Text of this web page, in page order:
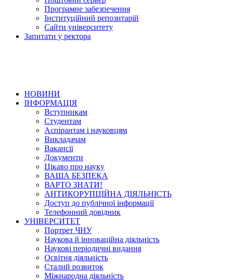
Програмне забезпечення
Інституційний репозитарій
Сайти університету
Запитати у ректора
НОВИНИ
ІНФОРМАЦІЯ
Вступникам
Студентам
Аспірантам і науковцям
Викладачам
Вакансії
Документи
Цікаво про науку
ВАША БЕЗПЕКА
ВАРТО ЗНАТИ!
АНТИКОРУПЦІЙНА ДІЯЛЬНІСТЬ
Доступ до публічної інформації
Телефонний довідник
УНІВЕРСИТЕТ
Портрет ЧНУ
Наукова й інноваційна діяльність
Наукові періодичні видання
Освітня діяльність
Сталий розвиток
Міжнародна діяльність